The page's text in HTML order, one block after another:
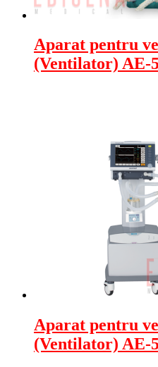
Aparat pentru
(Ventilator) AE-
Aparat pentru
(Ventilator) AE-